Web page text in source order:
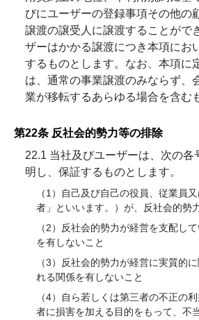
びにユーザーの登録事項その他の
譲渡の譲受人に譲渡することがで
ザーはかかる譲渡につき本項にお
するものとします。なお、本項に
は、通常の事業譲渡のみならず、
業が移転するあらゆる場合を含む
第22条 反社会的勢力等の排除
22.1 当社及びユーザーは、次の各
明し、保証するものとします。
（1）自己及び自己の役員、従業員
者」といいます。）が、反社会的勢
（2）反社会的勢力が経営を支配し
を有しないこと
（3）反社会的勢力が経営に実質的
れる関係を有しないこと
（4）自ら若しくは第三者の不正の
者に損害を加える目的をもって、不